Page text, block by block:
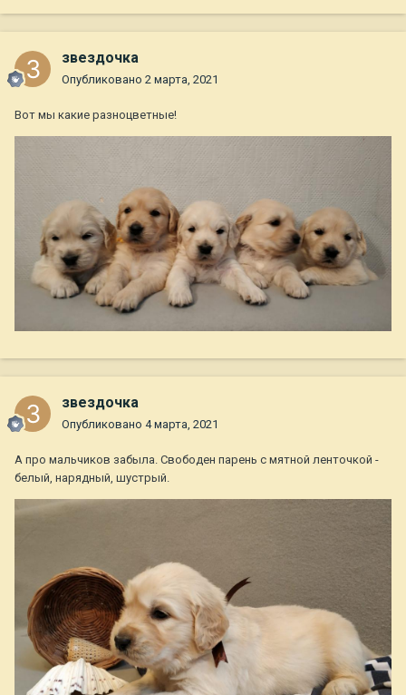
звездочка
Опубликовано 2 марта, 2021
Вот мы какие разноцветные!
звездочка
Опубликовано 4 марта, 2021
А про мальчиков забыла. Свободен парень с мятной ленточкой -
белый, нарядный, шустрый.